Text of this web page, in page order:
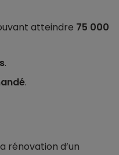
atteindre 75 000
.
.
rénovation d’un